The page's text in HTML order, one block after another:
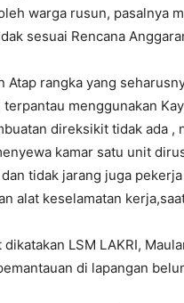
warga rusun, pasalnya
sesuai Rencana
Atap rangka yang
terpantau menggunakan
direksikit tidak ada ,
kamar satu unit
tidak jarang juga
alat keselamatan
LSM LAKRI,
di lapangan